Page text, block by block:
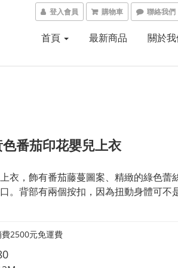
登入會員 購物車 聯絡我們
首頁 最新商品 關於
色番茄印花嬰兒上衣
衣，飾有番茄藤蔓圖案、精緻的綠色蕾
。背部有兩個按扣，因為扭動身體可不
2500元免運費